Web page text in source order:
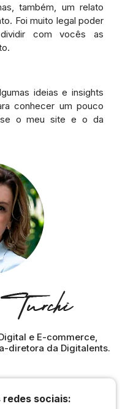
também, um relato
Foi muito legal poder
com vocês as
ideias e insights
conhecer um pouco
o meu site e o da
e E-commerce,
diretora da Digitalents.
redes sociais: